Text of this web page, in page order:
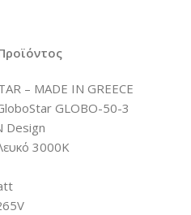
– MADE IN GREECE
GLOBO-50-3
Design
3000Κ